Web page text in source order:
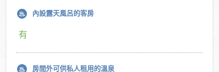
內設露天風呂的客房
有
房間外可供私人租用的溫泉